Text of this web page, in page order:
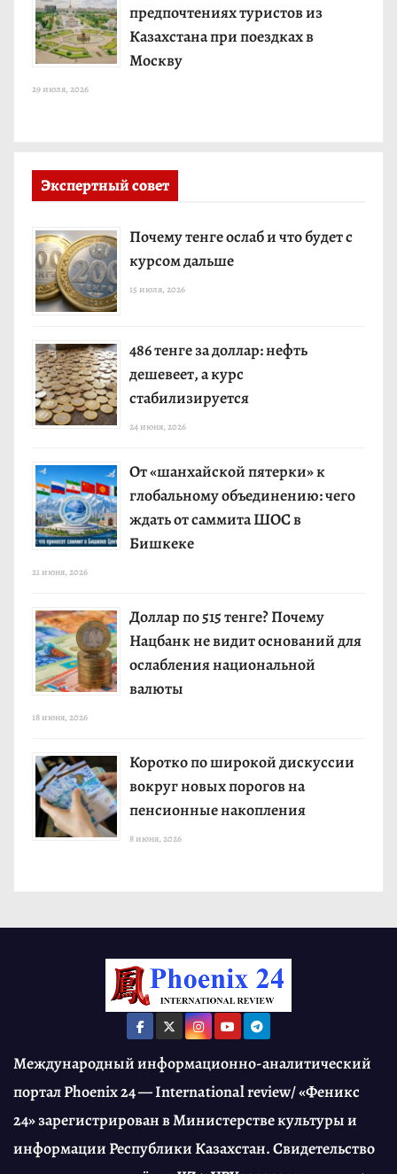
предпочтениях туристов из
Казахстана при поездках в
Москву
29 июля, 2026
Экспертный совет
Почему тенге ослаб и что будет с
курсом дальше
15 июля, 2026
486 тенге за доллар: нефть
дешевеет, а курс
стабилизируется
24 июня, 2026
От «шанхайской пятерки» к
глобальному объединению: чего
ждать от саммита ШОС в
Бишкеке
21 июня, 2026
Доллар по 515 тенге? Почему
Нацбанк не видит оснований для
ослабления национальной
валюты
18 июня, 2026
Коротко по широкой дискуссии
вокруг новых порогов на
пенсионные накопления
8 июня, 2026
Международный информационно-аналитический
портал Phoenix 24 — International review/ «Феникс
24» зарегистрирован в Министерстве культуры и
информации Республики Казахстан. Свидетельство